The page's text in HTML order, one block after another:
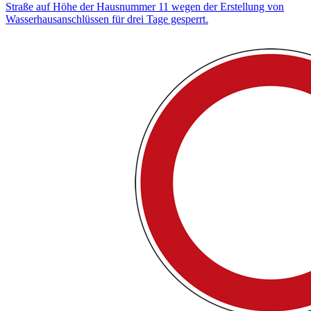
Straße auf Höhe der Hausnummer 11 wegen der Erstellung von
Wasserhausanschlüssen für drei Tage gesperrt.